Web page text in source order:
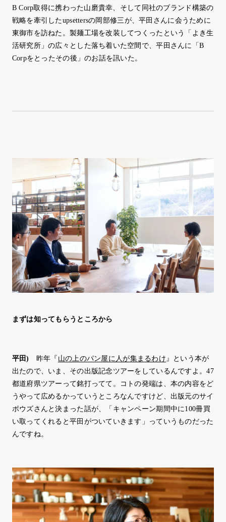
B Corp取得に携わった山磨貴幸、そして同社のブランド構築の
戦略を牽引したupsettersの岡部修三が、平田さんに会うために
東御市を訪ねた。製麺工場を改装してつくったという「よき生
活研究所」の広々とした落ち着いた空間で、平田さんに「B
Corpをとったその後」のお話を訊いた。
まずは知ってもらうところから
平田) 昨年『 山の上のパン屋に人が集まるわけ』という本が
出たので、いま、その出版記念ツアーをしているんですよ。47
都道府県ツアーって銘打ってて。コトの発端は、本の内容をど
うやって広めるかっていうところなんですけど、出版元のサイ
ボウズさんと決まった話が、「キャンペーン期間中に100冊買
い取ってくれると平田がついていきます」っていうものだった
んですね。